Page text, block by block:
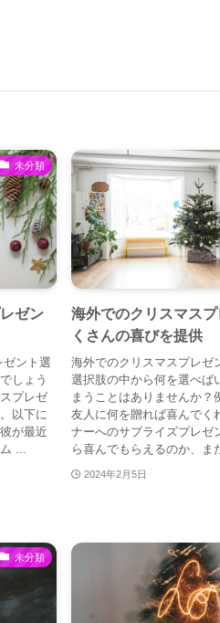
未分類
ゼン
ント選
しょう
プレゼ
以下に
が最近
...
海外でのクリスマス
くさんの喜びを提供
海外でのクリスマスプレゼ
選択肢の中から何を選べば
まうことはありませんか？
友人に何を贈れば喜んでく
ナーへのサプライズプレゼ
ら喜んでもらえるのか、ま
2024年2月5日
未分類